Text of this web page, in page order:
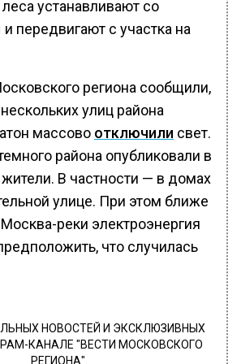
устанавливают со
передвигают с участка на
региона сообщили,
улиц района
массово отключили свет.
района опубликовали в
В частности — в домах
улице. При этом ближе
реки электроэнергия
что случилась
НОВОСТЕЙ И ЭКСКЛЮЗИВНЫХ
КАНАЛЕ "ВЕСТИ МОСКОВСКОГО
РЕГИОНА".